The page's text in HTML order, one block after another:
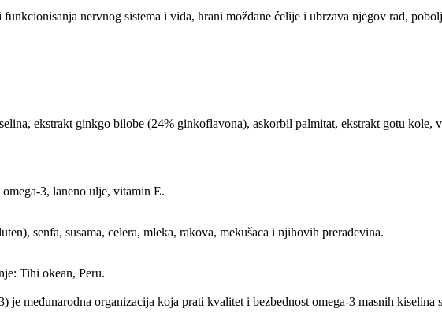
nervnog sistema i vida, hrani moždane ćelije i ubrzava njegov rad,
ekstrakt ginkgo bilobe (24% ginkoflavona), askorbil palmitat, ekstrakt gotu kole,
3, laneno ulje, vitamin E.
senfa, susama, celera, mleka, rakova, mekušaca i njihovih prerađevina.
Tihi okean, Peru.
međunarodna organizacija koja prati kvalitet i bezbednost omega-3 masnih kiselina